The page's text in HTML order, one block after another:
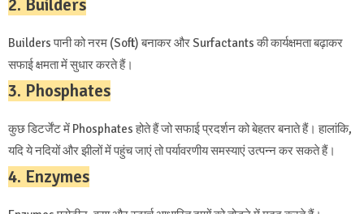
2. Builders
Builders पानी को नरम (Soft) बनाकर और Surfactants की कार्यक्षमता बढ़ाकर
सफाई क्षमता में सुधार करते हैं।
3. Phosphates
कुछ डिटर्जेंट में Phosphates होते हैं जो सफाई प्रदर्शन को बेहतर बनाते हैं। हालांकि,
यदि ये नदियों और झीलों में पहुंच जाएं तो पर्यावरणीय समस्याएं उत्पन्न कर सकते हैं।
4. Enzymes